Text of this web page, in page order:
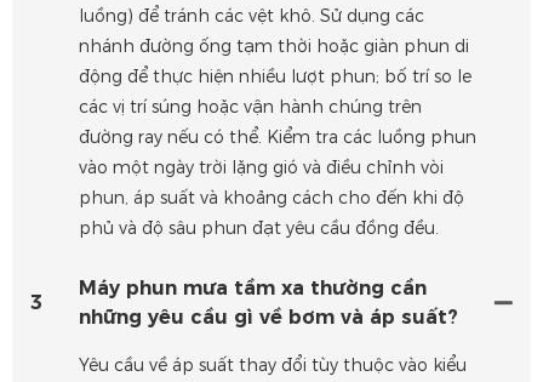
luồng) để tránh các vệt khô. Sử dụng các
nhánh đường ống tạm thời hoặc giàn phun di
động để thực hiện nhiều lượt phun; bố trí so le
các vị trí súng hoặc vận hành chúng trên
đường ray nếu có thể. Kiểm tra các luồng phun
vào một ngày trời lặng gió và điều chỉnh vòi
phun, áp suất và khoảng cách cho đến khi độ
phủ và độ sâu phun đạt yêu cầu đồng đều.
3
Máy phun mưa tầm xa thường cần
những yêu cầu gì về bơm và áp suất?
Yêu cầu về áp suất thay đổi tùy thuộc vào kiểu